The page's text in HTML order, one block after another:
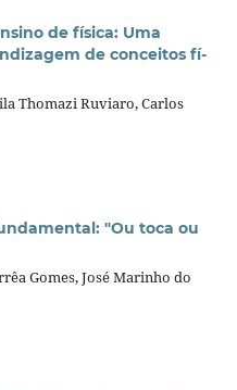
de fí­sica: Uma
de conceitos fí­
Thomazi Ruviaro, Carlos
"Ou toca ou
Gomes, José Marinho do